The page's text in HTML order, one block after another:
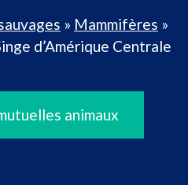
» Mammifères »
d’Amérique Centrale
animaux